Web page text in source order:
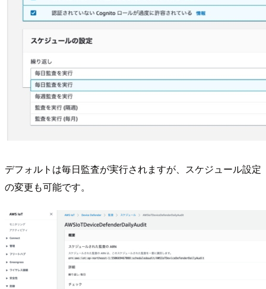
デフォルトは毎日監査が実行されますが、スケジュール設定
の変更も可能です。